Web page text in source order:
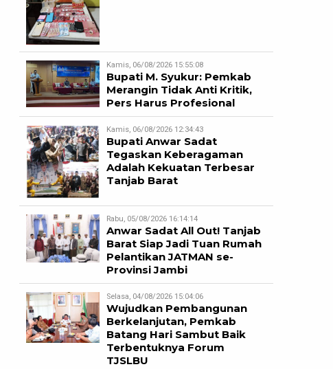
Kamis, 06/08/2026 15:55:08
Bupati M. Syukur: Pemkab
Merangin Tidak Anti Kritik,
Pers Harus Profesional
Kamis, 06/08/2026 12:34:43
Bupati Anwar Sadat
Tegaskan Keberagaman
Adalah Kekuatan Terbesar
Tanjab Barat
Rabu, 05/08/2026 16:14:14
Anwar Sadat All Out! Tanjab
Barat Siap Jadi Tuan Rumah
Pelantikan JATMAN se-
Provinsi Jambi
Selasa, 04/08/2026 15:04:06
Wujudkan Pembangunan
Berkelanjutan, Pemkab
Batang Hari Sambut Baik
Terbentuknya Forum
TJSLBU